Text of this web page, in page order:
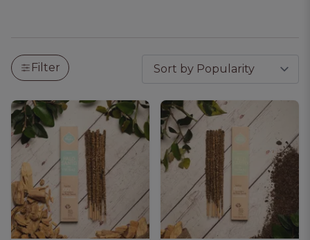
Filter
Filter by produkter. Klicka för att öppna
Tar bort alla aktiva filter och visar alla produkter.